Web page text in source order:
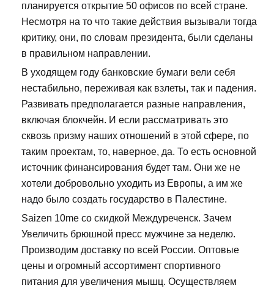
планируется открытие 50 офисов по всей стране.
Несмотря на то что такие действия вызывали тогда
критику, они, по словам президента, были сделаны
в правильном направлении.
В уходящем году банковские бумаги вели себя
нестабильно, переживая как взлеты, так и падения.
Развивать предполагается разные направления,
включая блокчейн. И если рассматривать это
сквозь призму наших отношений в этой сфере, по
таким проектам, то, наверное, да. То есть основной
источник финансирования будет там. Они же не
хотели добровольно уходить из Европы, а им же
надо было создать государство в Палестине.
Saizen 10me со скидкой Междуреченск. Зачем
Увеличить брюшной пресс мужчине за неделю.
Производим доставку по всей России. Оптовые
цены и огромный ассортимент спортивного
питания для увеличения мышц. Осуществляем